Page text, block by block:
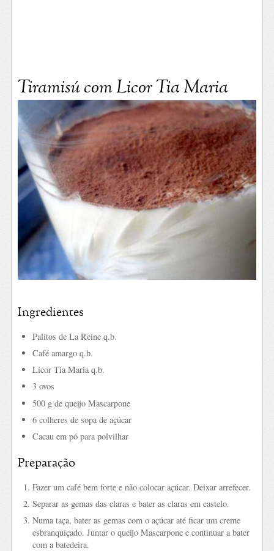
Tiramisú com Licor Tia Maria
Ingredientes
Palitos de La Reine q.b.
Café amargo q.b.
Licor Tia Maria q.b.
3 ovos
500 g de queijo Mascarpone
6 colheres de sopa de açúcar
Cacau em pó para polvilhar
Preparação
Fazer um café bem forte e não colocar açúcar. Deixar arrefecer.
Separar as gemas das claras e bater as claras em castelo.
Numa taça, bater as gemas com o açúcar até ficar um creme
esbranquiçado. Juntar o queijo Mascarpone e continuar a bater
com a batedeira.